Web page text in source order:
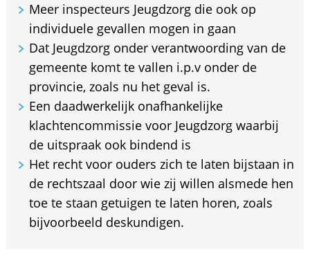
Meer inspecteurs Jeugdzorg die ook op
individuele gevallen mogen in gaan
Dat Jeugdzorg onder verantwoording van de
gemeente komt te vallen i.p.v onder de
provincie, zoals nu het geval is.
Een daadwerkelijk onafhankelijke
klachtencommissie voor Jeugdzorg waarbij
de uitspraak ook bindend is
Het recht voor ouders zich te laten bijstaan in
de rechtszaal door wie zij willen alsmede hen
toe te staan getuigen te laten horen, zoals
bijvoorbeeld deskundigen.